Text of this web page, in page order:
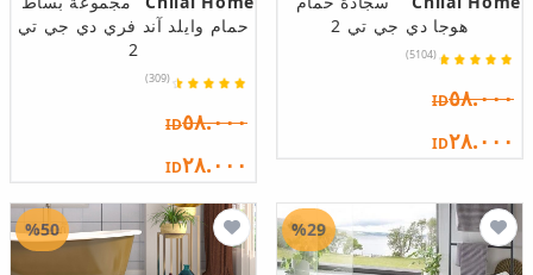
هوجا دي جي تي 2
(5104)
ID٥٨.٠٠٠
ID٢٨.٠٠٠
حمام وايلد آند فري دي جي تي
2
(309)
ID٥٨.٠٠٠
ID٢٨.٠٠٠
%29
%50